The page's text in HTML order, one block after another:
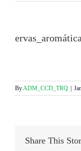
ByADM_CCD_TRQ
Share This